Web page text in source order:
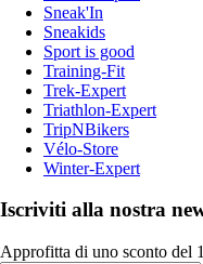
Sneak'In
Sneakids
Sport is good
Training-Fit
Trek-Expert
Triathlon-Expert
TripNBikers
Vélo-Store
Winter-Expert
Iscriviti alla nostra
Approfitta di uno sconto del